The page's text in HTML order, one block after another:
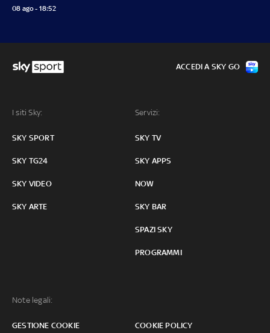
08 ago - 18:52
I siti Sky:
SKY SPORT
SKY TG24
SKY VIDEO
SKY ARTE
Servizi:
SKY TV
SKY APPS
NOW
SKY BAR
SPAZI SKY
PROGRAMMI
Note legali:
GESTIONE COOKIE COOKIE POLICY
ACCEDI A SKY GO